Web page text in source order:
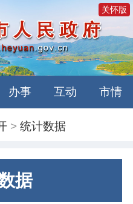
关怀版
办事 互动 市情
>统计数据
据